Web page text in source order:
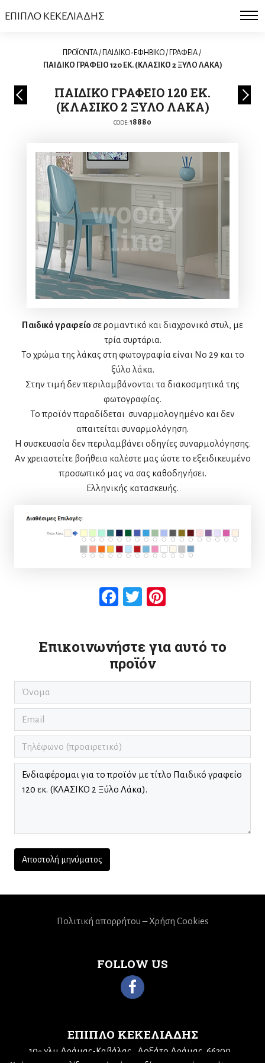
ΕΠΙΠΛΟ ΚΕΚΕΛΙΑΔΗΣ
ΠΡΟΪΟΝΤΑ / ΠΑΙΔΙΚΟ-ΕΦΗΒΙΚΟ / ΓΡΑΦΕΙΑ /
ΠΑΙΔΙΚΟ ΓΡΑΦΕΙΟ 120 ΕΚ. (ΚΛΑΣΙΚΟ 2 ΞΥΛΟ ΛΑΚΑ)
ΠΑΙΔΙΚΟ ΓΡΑΦΕΙΟ 120 ΕΚ.
(ΚΛΑΣΙΚΟ 2 ΞΥΛΟ ΛΑΚΑ)
CODE:18880
Παιδικό γραφείο σε ρομαντικό και διαχρονικό στυλ, με
τρία συρτάρια.
Το χρώμα της λάκας στη φωτογραφία είναι Νο 29 και το
ξύλο λάκα.
Στην τιμή δεν περιλαμβάνονται τα διακοσμητικά της
φωτογραφίας.
Το προϊόν παραδίδεται συναρμολογημένο και δεν
απαιτείται συναρμολόγηση.
Η συσκευασία δεν περιλαμβάνει οδηγίες συναρμολόγησης.
Αν χρειαστείτε βοήθεια καλέστε μας ώστε το εξειδικευμένο
προσωπικό μας να σας καθοδηγήσει.
Ελληνικής κατασκευής.
Facebook
Twitter
Επικοινωνήστε για αυτό το
προϊόν
ΕΠΙΠΛΟ ΚΕΚΕΛΙΑΔΗΣ
10ο χλμ Δράμας-Καβάλας
Δοξάτο Δράμας, 66300
FOLLOW US
Πολιτική απορρήτου – Χρήση Cookies